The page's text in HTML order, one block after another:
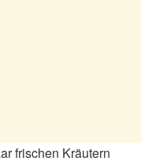
frischen Kräutern